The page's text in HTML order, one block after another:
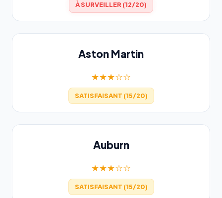
À SURVEILLER (12/20)
Aston Martin
★★★☆☆
SATISFAISANT (15/20)
Auburn
★★★☆☆
SATISFAISANT (15/20)